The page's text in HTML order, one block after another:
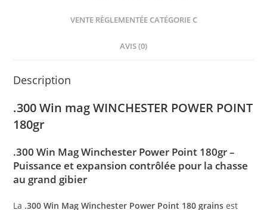
VENTE RÈGLEMENTÉE CATÉGORIE C
AVIS (0)
Description
.300 Win mag WINCHESTER POWER POINT
180gr
.300 Win Mag Winchester Power Point 180gr –
Puissance et expansion contrôlée pour la chasse
au grand gibier
La .300 Win Mag Winchester Power Point 180 grains est